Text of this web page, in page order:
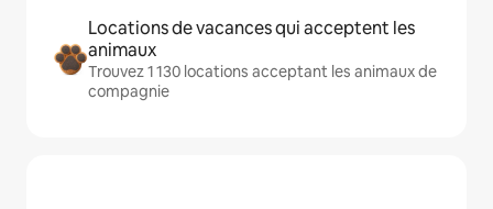
Locations de vacances qui acceptent les
animaux
Trouvez 1 130 locations acceptant les animaux de
compagnie